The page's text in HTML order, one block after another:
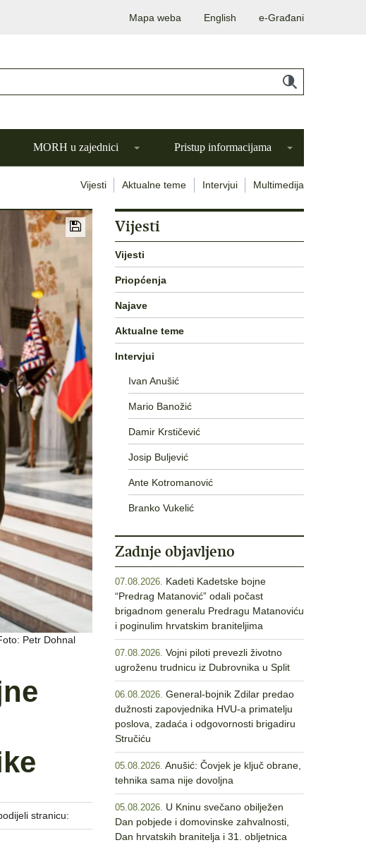
Mapa weba English e-Građani
MORH u zajednici Pristup informacijama
Vijesti Aktualne teme Intervjui Multimedija
Petr Dohnal
stranicu:
Vijesti
Vijesti
Priopćenja
Najave
Aktualne teme
Intervjui
Ivan Anušić
Mario Banožić
Damir Krstičević
Josip Buljević
Ante Kotromanović
Branko Vukelić
Zadnje objavljeno
07.08.2026. Kadeti Kadetske bojne
“Predrag Matanović” odali počast
brigadnom generalu Predragu Matanoviću
i poginulim hrvatskim braniteljima
07.08.2026. Vojni piloti prevezli životno
ugroženu trudnicu iz Dubrovnika u Split
06.08.2026. General-bojnik Zdilar predao
dužnosti zapovjednika HVU-a primatelju
poslova, zadaća i odgovornosti brigadiru
Stručiću
05.08.2026. Anušić: Čovjek je ključ obrane,
tehnika sama nije dovoljna
05.08.2026. U Kninu svečano obilježen
Dan pobjede i domovinske zahvalnosti,
Dan hrvatskih branitelja i 31. obljetnica